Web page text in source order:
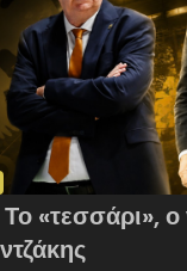
«τεσσάρι», ο